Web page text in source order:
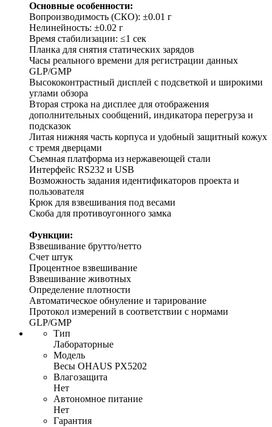
Основные особенности:
Вопроизводимость (СКО): ±0.01 г
Нелинейность: ±0.02 г
Время стабилизации: ≤1 сек
Планка для снятия статических зарядов
Часы реального времени для регистрации данных
GLP/GMP
Высококонтрастный дисплей с подсветкой и широкими
углами обзора
Вторая строка на дисплее для отображения
дополнительных сообщений, индикатора перегруза и
подсказок
Литая нижняя часть корпуса и удобный защитный кожух
с тремя дверцами
Съемная платформа из нержавеющей стали
Интерфейс RS232 и USB
Возможность задания идентификаторов проекта и
пользователя
Крюк для взвешивания под весами
Скоба для противоугонного замка
Функции:
Взвешивание брутто/нетто
Счет штук
Процентное взвешивание
Взвешивание животных
Определение плотности
Автоматическое обнуление и тарирование
Протокол измерений в соответствии с нормами
GLP/GMP
Тип
Лабораторные
Модель
Весы OHAUS PX5202
Влагозащита
Нет
Автономное питание
Нет
Гарантия